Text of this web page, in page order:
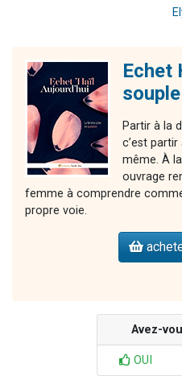
Echet
souple
Partir à la
c’est
même. À
ouvrage
femme à comprendre
propre voie.
Avez-
OUI